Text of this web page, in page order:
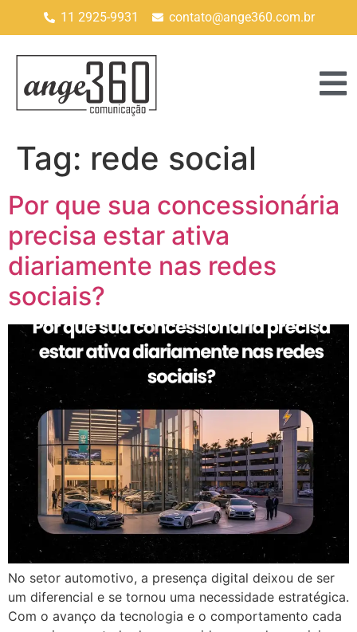
11 2925-9931 contato@ange360.com.br
Tag: rede social
Por que sua concessionária
precisa estar ativa
diariamente nas redes
sociais?
No setor automotivo, a presença digital deixou de ser
um diferencial e se tornou uma necessidade estratégica.
Com o avanço da tecnologia e o comportamento cada